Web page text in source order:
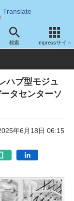
Translate
検索 Impressサイト
ェア その他
ハブ型モジュ
タセンターソ
年6月18日 06:15